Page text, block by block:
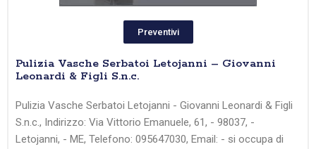
Preventivi
Pulizia Vasche Serbatoi Letojanni – Giovanni
Leonardi & Figli S.n.c.
Pulizia Vasche Serbatoi Letojanni - Giovanni Leonardi & Figli
S.n.c., Indirizzo: Via Vittorio Emanuele, 61, - 98037, -
Letojanni, - ME, Telefono: 095647030, Email: - si occupa di